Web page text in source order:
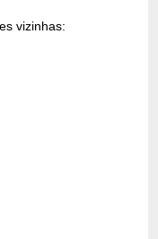
vizinhas: